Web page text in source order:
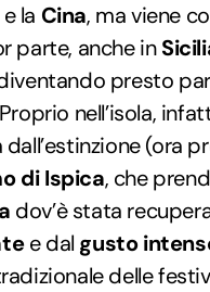
e la Cina, ma viene
parte, anche in
presto
nell’isola,
dall’estinzione (ora
di Ispica, che
dov’è stata
e dal gusto
delle